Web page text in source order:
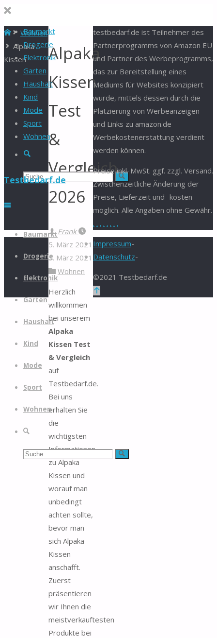
Baumarkt
Drogerie
Elektronik
Garten
Haushalt
Kind
Mode
Sport
Wohnen
Suche
Suchen Suche
Testbedarf.de
Zum
springen
Baumarkt
Drogerie
Elektronik
Garten
Haushalt
Kind
Mode
Sport
Wohnen
Suchen Suche
StartWohnen
Alpaka
Kissen
Alpaka
Kissen
Test
&
Vergleich
2026
Frank
5. März 2021
5. März 2021
Wohnen
Herzlich
willkommen
bei unserem
Alpaka
Kissen Test
& Vergleich
auf
Testbedarf.de.
Bei uns
erhalten Sie
die
wichtigsten
Informationen
zu Alpaka
Kissen und
worauf man
unbedingt
achten sollte,
bevor man
sich Alpaka
Kissen
anschafft.
Zuerst
präsentieren
wir Ihnen die
meistverkauftesten
Produkte bei
testbedarf.de ist Teilnehmer des
Partnerprogramms von Amazon EU
und Partner des Werbeprogramms,
das zur Bereitstellung eines
Mediums für Websites konzipiert
wurde, mittels dessen durch die
Platzierung von Werbeanzeigen
und Links zu amazon.de
Werbekostenerstattung verdient
werden können.
Preise inkl. MwSt. ggf. zzgl. Versand.
Zwischenzeitliche Änderung der
Preise, Lieferzeit und -kosten
möglich. Alle Angaben ohne Gewähr.
. . . . . . . .
Impressum-
Datenschutz-
©2021 Testbedarf.de
Zurück